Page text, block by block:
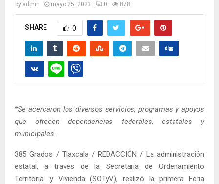
by admin mayo 25, 2023 0 878
SHARE 0
*Se acercaron los diversos servicios, programas y apoyos
que ofrecen dependencias federales, estatales y
municipales
385 Grados / Tlaxcala / REDACCIÓN / La administración
estatal, a través de la Secretaría de Ordenamiento
Territorial y Vivienda (SOTyV), realizó la primera Feria